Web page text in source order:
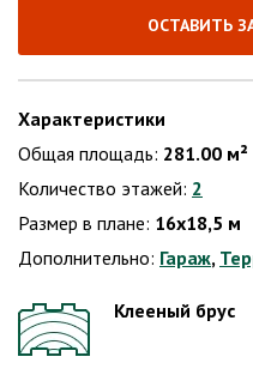
ОСТАВИТЬ
Характеристики
Общая площадь: 281.00 м²
Количество этажей: 2
Размер в плане: 16х18,5 м
Дополнительно: Гараж,
Клееный брус